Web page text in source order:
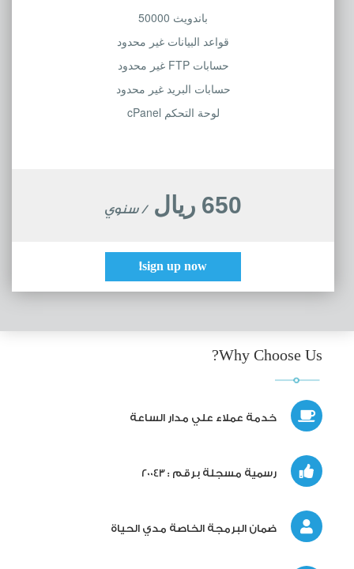
باندويث 50000
قواعد البيانات غير محدود
حسابات FTP غير محدود
حسابات البريد غير محدود
لوحة التحكم cPanel
650 ريال / سنوي
sign up now!
Why Choose Us?
خدمة عملاء علي مدار الساعة
رسمية مسجلة برقم : 20043
ضمان البرمجة الخاصة مدي الحياة